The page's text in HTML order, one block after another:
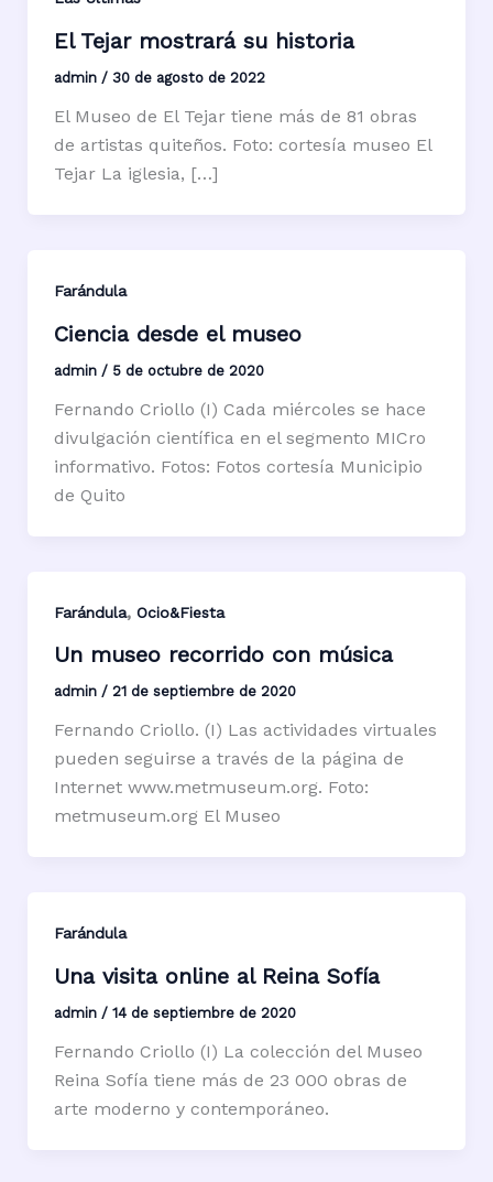
El Tejar mostrará su historia
admin / 30 de agosto de 2022
El Museo de El Tejar tiene más de 81 obras
de artistas quiteños. Foto: cortesía museo El
Tejar La iglesia, […]
Farándula
Ciencia desde el museo
admin / 5 de octubre de 2020
Fernando Criollo (I) Cada miércoles se hace
divulgación científica en el segmento MICro
informativo. Fotos: Fotos cortesía Municipio
de Quito
Farándula, Ocio&Fiesta
Un museo recorrido con música
admin / 21 de septiembre de 2020
Fernando Criollo. (I) Las actividades virtuales
pueden seguirse a través de la página de
Internet www.metmuseum.org. Foto:
metmuseum.org El Museo
Farándula
Una visita online al Reina Sofía
admin / 14 de septiembre de 2020
Fernando Criollo (I) La colección del Museo
Reina Sofía tiene más de 23 000 obras de
arte moderno y contemporáneo.